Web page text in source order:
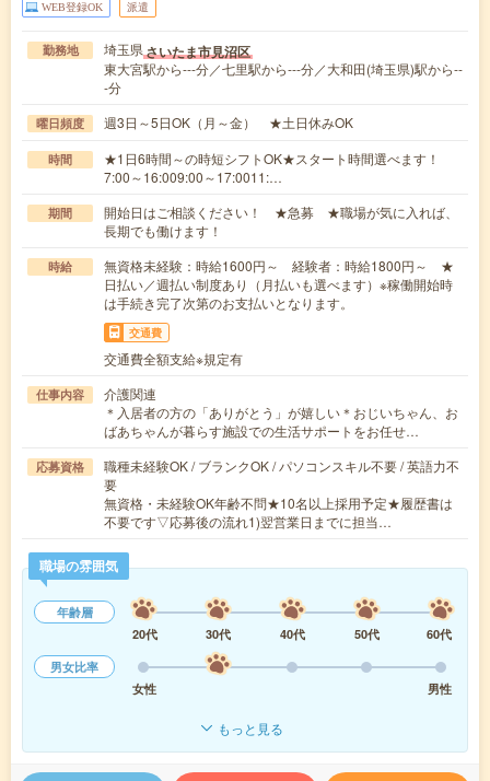
WEB登録OK 派遣
勤務地 埼玉県さいたま市見沼区
東大宮駅から---分／七里駅から---分／大和田(埼玉県)駅から--
-分
曜日頻度 週3日～5日OK（月～金） ★土日休みOK
時間
★1日6時間～の時短シフトOK★スタート時間選べます！
7:00～16:009:00～17:0011:…
期間
開始日はご相談ください！ ★急募 ★職場が気に入れば、
長期でも働けます！
時給
無資格未経験：時給1600円～ 経験者：時給1800円～ ★
日払い／週払い制度あり（月払いも選べます）※稼働開始時
は手続き完了次第のお支払いとなります。
交通費
交通費全額支給※規定有
仕事内容
介護関連
＊入居者の方の「ありがとう」が嬉しい＊おじいちゃん、お
ばあちゃんが暮らす施設での生活サポートをお任せ…
応募資格
職種未経験OK / ブランクOK / パソコンスキル不要 / 英語力不
要
無資格・未経験OK年齢不問★10名以上採用予定★履歴書は
不要です▽応募後の流れ1)翌営業日までに担当…
職場の雰囲気
年齢層
20代
30代 40代 50代
60代
男女比率
女性
男性
もっと見る